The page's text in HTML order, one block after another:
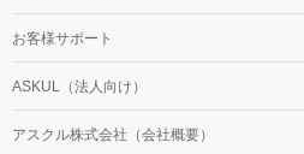
お客様サポート
ASKUL（法人向け）
アスクル株式会社（会社概要）